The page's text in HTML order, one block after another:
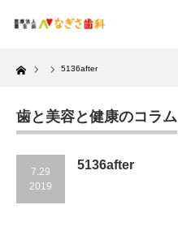
Home 5136after
歯と美容と健康のコラム
7.29
2019
5136after